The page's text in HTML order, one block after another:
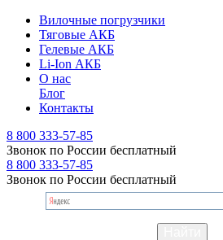
Вилочные погрузчики
Тяговые АКБ
Гелевые АКБ
Li-Ion АКБ
О нас
Блог
Контакты
8 800 333-57-85
Звонок по России бесплатный
8 800 333-57-85
Звонок по России бесплатный